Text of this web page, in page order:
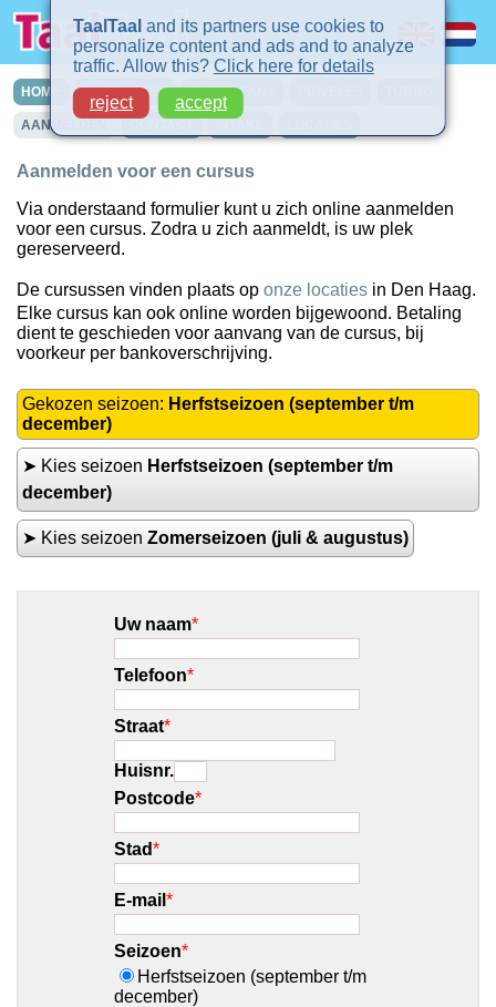
HOME CURSUSSEN IN-COMPANY
AANMELDEN
Aanmelden voor een cursus
Via onderstaand formulier kunt u zich online aanmelden
voor een cursus. Zodra u zich aanmeldt, is uw plek
gereserveerd.
De cursussen vinden plaats op onze locaties in Den Haag.
Elke cursus kan ook online worden bijgewoond. Betaling
dient te geschieden voor aanvang van de cursus, bij
voorkeur per bankoverschrijving.
Gekozen seizoen: Herfstseizoen (september t/m
december)
➤ Kies seizoen Herfstseizoen (september t/m
december)
➤ Kies seizoen Zomerseizoen (juli & augustus)
Uw naam*
Telefoon*
Straat*
Huisnr.
Postcode*
Stad*
E-mail *
Seizoen*
Herfstseizoen (september t/m
december)
TaalTaal and its partners use cookies to
personalize content and ads and to analyze
traffic. Allow this? Click here for details
reject
accept